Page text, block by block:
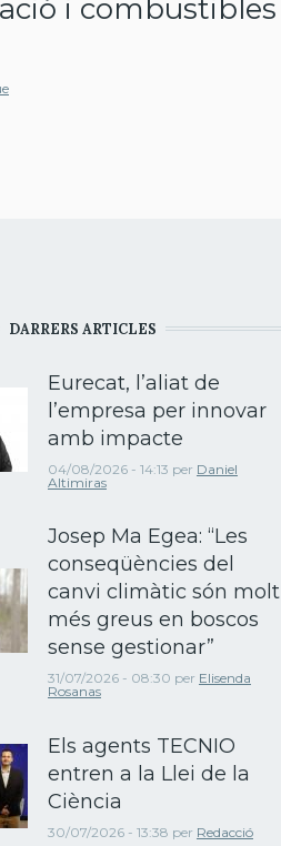
i combustibles
DARRERS ARTICLES
Eurecat, l’aliat de
l’empresa per innovar
amb impacte
04/08/2026 - 14:13 per Daniel
Altimiras
Josep Ma Egea: “Les
conseqüències del
canvi climàtic són molt
més greus en boscos
sense gestionar”
31/07/2026 - 08:30 per Elisenda
Rosanas
Els agents TECNIO
entren a la Llei de la
Ciència
30/07/2026 - 13:38 per Redacció